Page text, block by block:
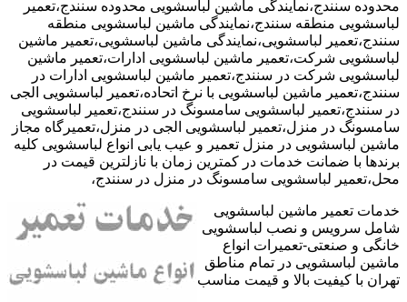
محدوده سنندج،نمایندگی ماشین لباسشویی محدوده سنندج،تعمیر
لباسشویی منطقه سنندج،نمایندگی ماشین لباسشویی منطقه
سنندج،تعمیر لباسشویی،نمایندگی ماشین لباسشویی،تعمیر ماشین
لباسشویی شرکت،تعمیر ماشین لباسشویی ادارات،تعمیر ماشین
لباسشویی شرکت در سنندج،تعمیر ماشین لباسشویی ادارات در
سنندج،تعمیر ماشین لباسشویی با نرخ اتحاده،تعمیر لباسشویی الجی
در سنندج،تعمیر لباسشویی سامسونگ در سنندج،تعمیر لباسشویی
سامسونگ در منزل،تعمیر لباسشویی الجی در منزل،تعمیرگاه مجاز
ماشین لباسشویی در منزل تعمیر و عیب یابی انواع لباسشویی کلیه
برندها با ضمانت خدمات در کمترین زمان با نازلترین قیمت در
محل،تعمیر لباسشویی سامسونگ در منزل در سنندج،
خدمات تعمیر ماشین لباسشویی
شامل سرویس و نصب لباسشویی
خانگی و صنعتی-تعمیرات انواع
ماشین لباسشویی در تمام مناطق
تهران با کیفیت بالا و قیمت مناسب